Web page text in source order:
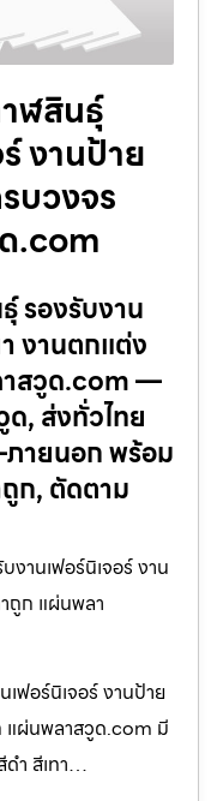
ฬสินธุ์
งานป้าย
บวงจร
.com
รองรับงาน
งานตกแต่ง
าสวูด.com —
, ส่งทั่วไทย
ภายนอก พร้อม
ก, ตัดตาม
งานเฟอร์นิเจอร์ งาน
ถูก แผ่นพลา
ฟอร์นิเจอร์ งานป้าย
แผ่นพลาสวูด.com มี
ดำ สีเทา…